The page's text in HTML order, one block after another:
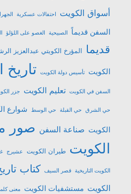
أسواق الكويت
احتفالات عسكرية
السفن قديماً الصبيحية الغصو على اللؤلؤ
قديما
المؤرخ الكويتي عبدالعزيز
الكويت تأسيس دولة الكويت تاريخ
السفن في الكويت تعليم الكويت جزر
حي الشرق حي القبلة حي الوسط شوارع
الكويت صناعة السفن صور
الكويت طيران الكويت عشیرج
الكويت التاريخية قصر السيف كتاب
الكويت مستشفيات الكويت معنى